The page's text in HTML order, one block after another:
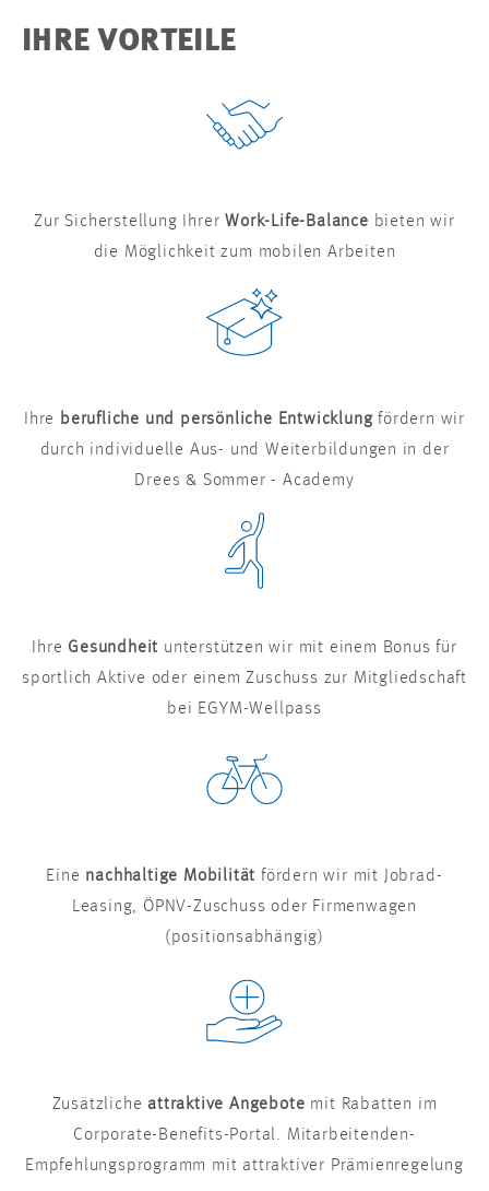
IHRE VORTEILE
Zur Sicherstellung IhrerWork-Life-Balance bieten wir
die Möglichkeit zum mobilen Arbeiten
Ihre berufliche und persönliche Entwicklungfördern wir
durch individuelle Aus- und Weiterbildungen in der
Drees & Sommer - Academy
Ihre Gesundheit unterstützen wir mit einem Bonus für
sportlich Aktive oder einem Zuschuss zur Mitgliedschaft
bei EGYM-Wellpass
Eine nachhaltige Mobilität fördern wir mit Jobrad-
Leasing, ÖPNV-Zuschuss oder Firmenwagen
(positionsabhängig)
Zusätzliche attraktive Angebote mit Rabatten im
Corporate-Benefits-Portal. Mitarbeitenden-
Empfehlungsprogramm mit attraktiver Prämienregelung